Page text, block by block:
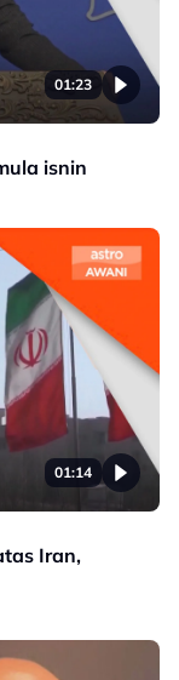
01:23
isnin
01:14
Iran,